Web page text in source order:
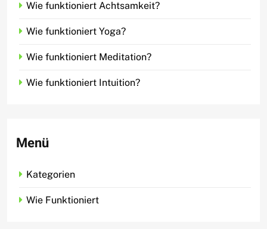
Wie funktioniert Achtsamkeit?
Wie funktioniert Yoga?
Wie funktioniert Meditation?
Wie funktioniert Intuition?
Menü
Kategorien
Wie Funktioniert